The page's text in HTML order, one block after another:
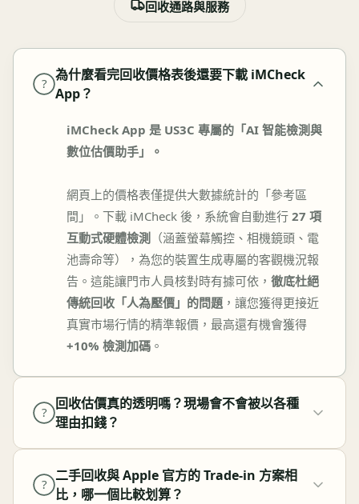
回收通路與服務
?
為什麼看完回收價格表後還要下載 iMCheck
App？
iMCheck App 是 US3C 專屬的「AI 智能檢測與
數位估價助手」。
網頁上的價格表僅提供大數據統計的「參考區
間」。下載 iMCheck 後，系統會自動進行 27 項
互動式硬體檢測 （涵蓋螢幕觸控、相機鏡頭、電
池壽命等），為您的裝置生成專屬的客觀機況報
告。這能讓門市人員核對時有據可依， 徹底杜絕
傳統回收「人為壓價」的問題 ，讓您獲得更接近
真實市場行情的精準報價，最高還有機會獲得
+10% 檢測加碼 。
?
回收估價真的透明嗎？現場會不會被以各種
理由扣錢？
?
二手回收與 Apple 官方的 Trade-in 方案相
比，哪一個比較划算？